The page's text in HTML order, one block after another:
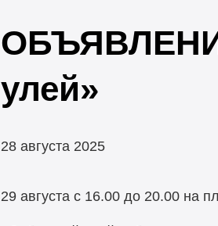
улей»
28 августа 2025
29 августа с 16.00 до 20.00 на